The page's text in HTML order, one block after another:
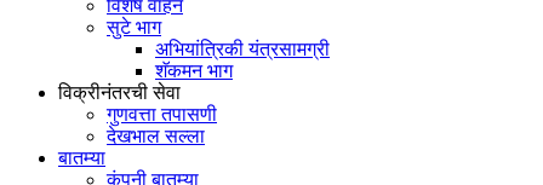
विशेष वाहन
सुटे भाग
अभियांत्रिकी यंत्रसामग्री
शॅकमन भाग
विक्रीनंतरची सेवा
गुणवत्ता तपासणी
देखभाल सल्ला
बातम्या
कंपनी बातम्या